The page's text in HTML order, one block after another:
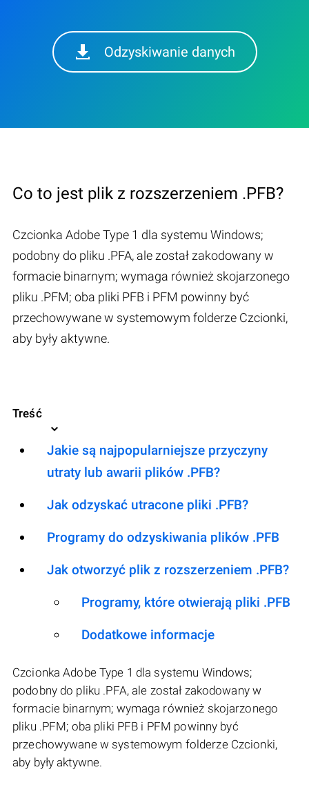
Odzyskiwanie danych
Co to jest plik z rozszerzeniem .PFB?
Czcionka Adobe Type 1 dla systemu Windows;
podobny do pliku .PFA, ale został zakodowany w
formacie binarnym; wymaga również skojarzonego
pliku .PFM; oba pliki PFB i PFM powinny być
przechowywane w systemowym folderze Czcionki,
aby były aktywne.
Treść
Jakie są najpopularniejsze przyczyny
utraty lub awarii plików .PFB?
Jak odzyskać utracone pliki .PFB?
Programy do odzyskiwania plików .PFB
Jak otworzyć plik z rozszerzeniem .PFB?
Programy, które otwierają pliki .PFB
Dodatkowe informacje
Czcionka Adobe Type 1 dla systemu Windows;
podobny do pliku .PFA, ale został zakodowany w
formacie binarnym; wymaga również skojarzonego
pliku .PFM; oba pliki PFB i PFM powinny być
przechowywane w systemowym folderze Czcionki,
aby były aktywne.